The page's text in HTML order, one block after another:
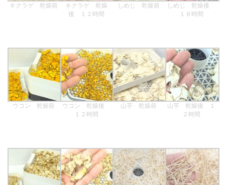
キクラゲ 乾燥前
キクラゲ 乾燥
後 １２時間
しめじ 乾燥前
しめじ 乾燥後
１８時間
ウコン 乾燥前
ウコン 乾燥後
１２時間
山芋 乾燥前
山芋 乾燥後 １
２時間